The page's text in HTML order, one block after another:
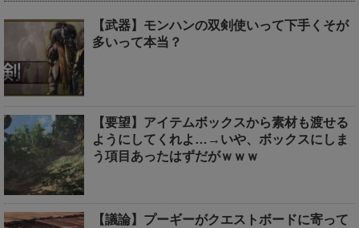
【武器】モンハンの双剣使いって下手くそが
多いって本当？
【要望】アイテムボックスから素材も渡せる
ようにしてくれよ…→いや、ボックスにしま
う項目あったはずだがｗｗｗ
【議論】プーギーがクエストボードに寄って